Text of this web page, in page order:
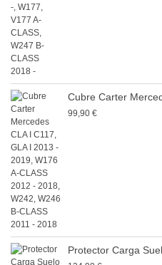
Cubre Carter
99,90 €
Protector Carga